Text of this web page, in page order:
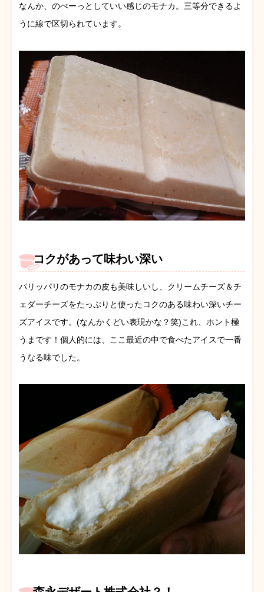
なんか、のぺーっとしていい感じのモナカ。三等分できるよ
うに線で区切られています。
コクがあって味わい深い
パリッパリのモナカの皮も美味しいし、クリームチーズ＆チ
ェダーチーズをたっぷりと使ったコクのある味わい深いチー
ズアイスです。(なんかくどい表現かな？笑)これ、ホント極
うまです！個人的には、ここ最近の中で食べたアイスで一番
うなる味でした。